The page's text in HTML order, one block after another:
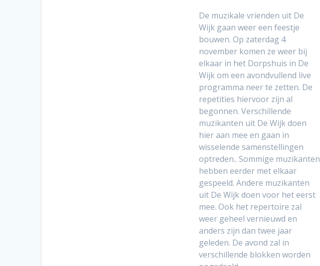
De muzikale vrienden uit De
Wijk gaan weer een feestje
bouwen. Op zaterdag 4
november komen ze weer bij
elkaar in het Dorpshuis in De
Wijk om een avondvullend live
programma neer te zetten. De
repetities hiervoor zijn al
begonnen. Verschillende
muzikanten uit De Wijk doen
hier aan mee en gaan in
wisselende samenstellingen
optreden.. Sommige muzikanten
hebben eerder met elkaar
gespeeld. Andere muzikanten
uit De Wijk doen voor het eerst
mee. Ook het repertoire zal
weer geheel vernieuwd en
anders zijn dan twee jaar
geleden. De avond zal in
verschillende blokken worden